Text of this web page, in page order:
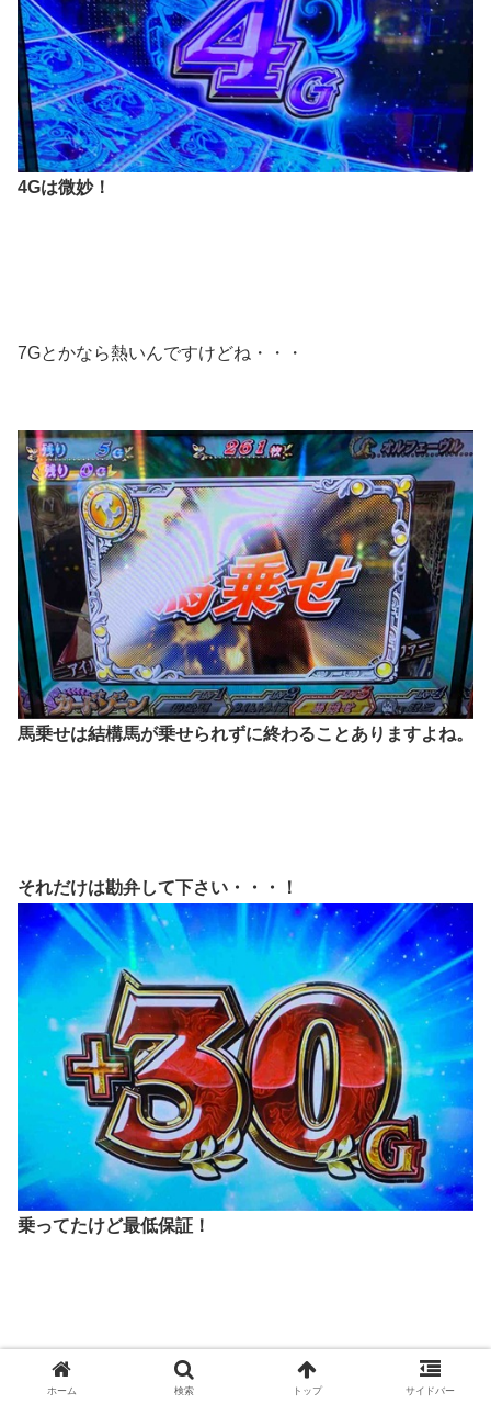
4Gは微妙！
7Gとかなら熱いんですけどね・・・
馬乗せは結構馬が乗せられずに終わることありますよね。
それだけは勘弁して下さい・・・！
乗ってたけど最低保証！
青背景だったのでこれはやばいよ・・・。
ホーム 検索 トップ サイドバー